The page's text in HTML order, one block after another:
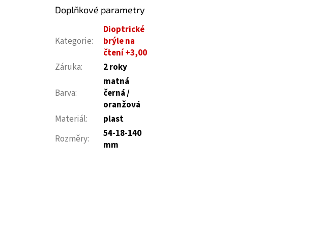
Doplňkové parametry
Kategorie:
Dioptrické
brýle na
čtení +3,00
Záruka: 2 roky
Barva:
matná
černá /
oranžová
Materiál:
plast
Rozměry:
54-18-140
mm